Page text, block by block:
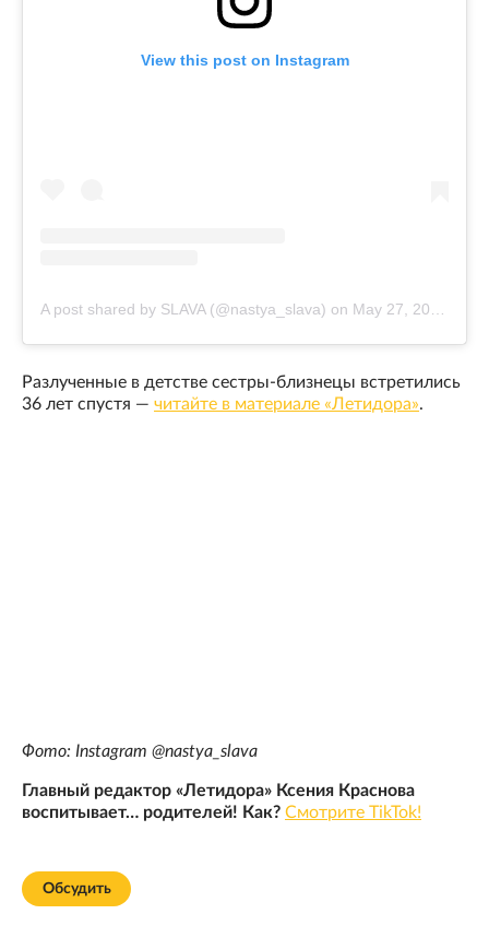
View this post on Instagram
A post shared by SLAVA (@nastya_slava) on May 27, 2020 at 10:18am PDT
Разлученные в детстве сестры-близнецы встретились
36 лет спустя — читайте в материале «Летидора».
Фото: Instagram @nastya_slava
Главный редактор «Летидора» Ксения Краснова
воспитывает… родителей! Как? Смотрите TikTok!
Обсудить